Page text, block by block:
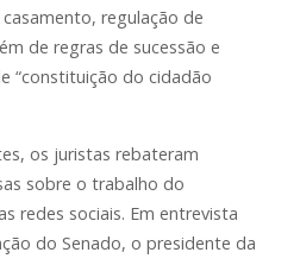
regulação de
de regras de sucessão e
“constituição do cidadão
os juristas rebateram
sobre o trabalho do
redes sociais. Em entrevista
do Senado, o presidente da